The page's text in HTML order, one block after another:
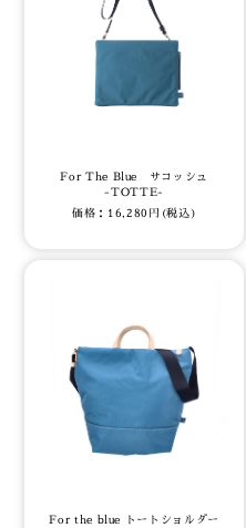
For The Blue サコッシュ
-TOTTE-
価格：16,280円(税込)
For the blue トートショルダー